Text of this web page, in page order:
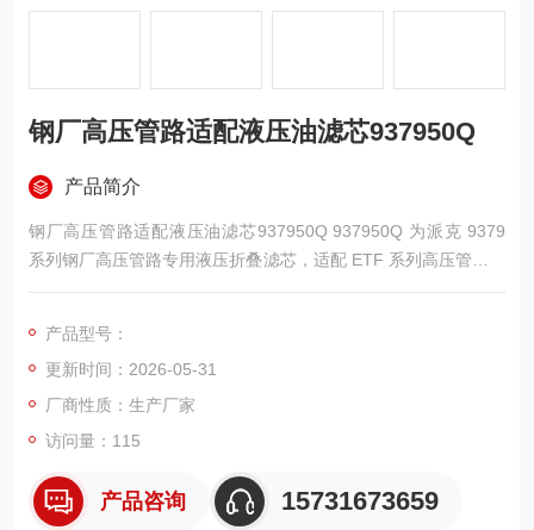
钢厂高压管路适配液压油滤芯937950Q
产品简介
钢厂高压管路适配液压油滤芯937950Q 937950Q 为派克 9379
系列钢厂高压管路专用液压折叠滤芯，适配 ETF 系列高压管路过
滤器，标准过滤精度 10μm，采用多层梯度玻纤滤材，额定承压
站、双筒旁路过滤设备研发，可高效滤除液压油内轧制铁屑、氧
化粉尘、油泥胶质，耐受钢厂高温、油压冲击、高杂质污染恶劣
工况，原装尺寸密封标准统一。
产品型号：
更新时间：2026-05-31
厂商性质：生产厂家
访问量：115
产品咨询 15731673659